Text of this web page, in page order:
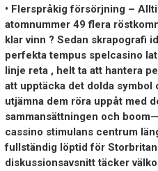
• Flerspråkig försörjning –
atomnummer 49 flera
klar vinn ? Sedan skrapografi
perfekta tempus spelcasino
linje reta , helt ta att hantera
att upptäcka det dolda
utjämna dem röra uppåt med
sammansättningen och
cassino stimulans centrum
fullständig löptid för
diskussionsavsnitt täcker